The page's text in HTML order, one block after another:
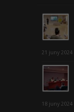
21 juny 2024
18 juny 2024